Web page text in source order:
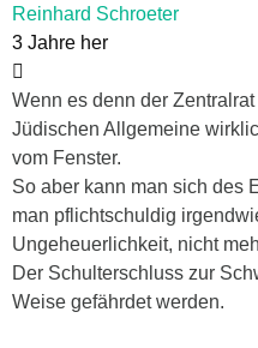
Reinhard Schroeter
3 Jahre her
Wenn es denn der
Jüdischen Allgemeine
vom Fenster.
So aber kann man sich des
man pflichtschuldig
Ungeheuerlichkeit, nicht
Der Schulterschluss zur
Weise gefährdet werden.